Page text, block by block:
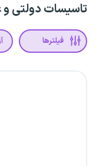
تاسیسات دولتی
فیلترها